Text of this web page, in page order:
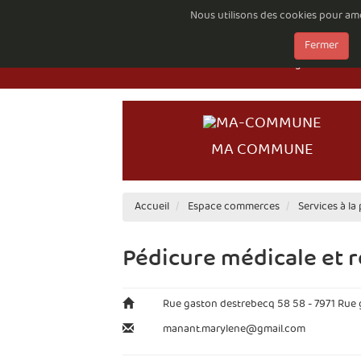
Nous utilisons des cookies pour
Fermer
Emploi à la
Documents à
Règlements
MA COMMUNE
Accueil Espace commerces Services à
Pédicure médicale
Rue gaston destrebecq 58 58 - 7971
manant.marylene@gmail.com